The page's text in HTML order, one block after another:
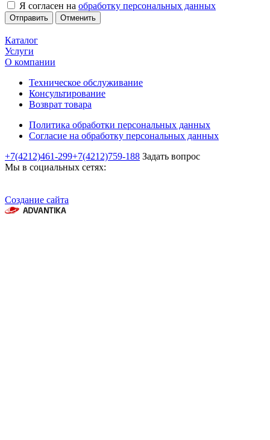
Я согласен на обработку персональных данных
Отменить
Каталог
Услуги
О компании
Техническое обслуживание
Консультирование
Возврат товара
Политика обработки персональных данных
Согласие на обработку персональных данных
+7(4212)461-299+7(4212)759-188 Задать вопрос
Мы в социальных сетях:
Создание сайта